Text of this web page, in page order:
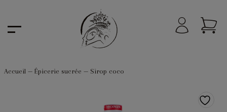
Accueil— Épicerie sucrée — Sirop coco